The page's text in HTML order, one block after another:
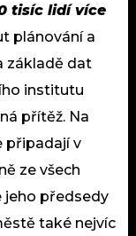
tisíc lidí více
plánování a
základě dat
institutu
přítěž. Na
připadají v
ze všech
jeho předsedy
také nejvíc